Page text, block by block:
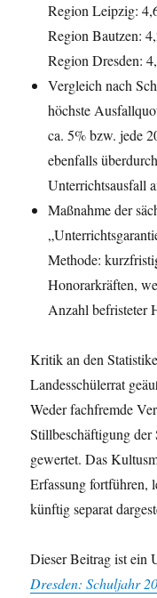
Region Leipzig:
Region Bautzen:
Region Dresden:
Vergleich nach
höchste
ca. 5% bzw. jede
ebenfalls
Unterrichtsausfall
Maßnahme der
Methode:
Honorarkräften,
Anzahl befristeter
Kritik an den
Landesschülerrat
Weder fachfremde
Stillbeschäftigung der
gewertet. Das
Erfassung fortführen,
künftig separat
Dieser Beitrag ist ein
Dresden: Schuljahr